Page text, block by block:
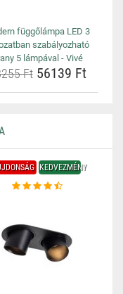
függőlámpa LED 3
szabályozható
5 lámpával - Vivé
Ft56139 Ft
KEDVEZMÉNY